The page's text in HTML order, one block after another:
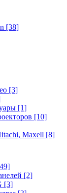
[38]
[3]
[1]
[10]
Maxell [8]
[2]
[3]